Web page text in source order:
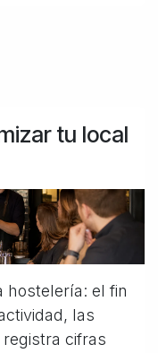
tu local
hostelería: el fin
las
cifras